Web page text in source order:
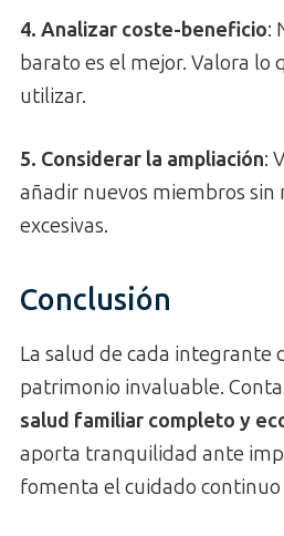
4. Analizar coste-beneficio:
barato es el mejor. Valora lo
utilizar.
5. Considerar la ampliación:
añadir nuevos miembros sin
excesivas.
Conclusión
La salud de cada integrante
patrimonio invaluable.
salud familiar completo y
aporta tranquilidad ante
fomenta el cuidado